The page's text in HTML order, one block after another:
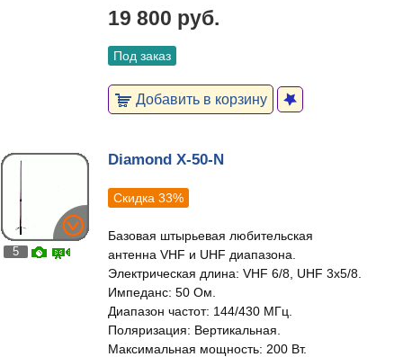
19 800 руб.
Под заказ
Добавить в корзину
5
Diamond X-50-N
Скидка 33%
Базовая штырьевая любительская
антенна VHF и UHF диапазона.
Электрическая длина: VHF 6/8, UHF 3x5/8.
Импеданс: 50 Ом.
Диапазон частот: 144/430 МГц.
Поляризация: Вертикальная.
Максимальная мощность: 200 Вт.